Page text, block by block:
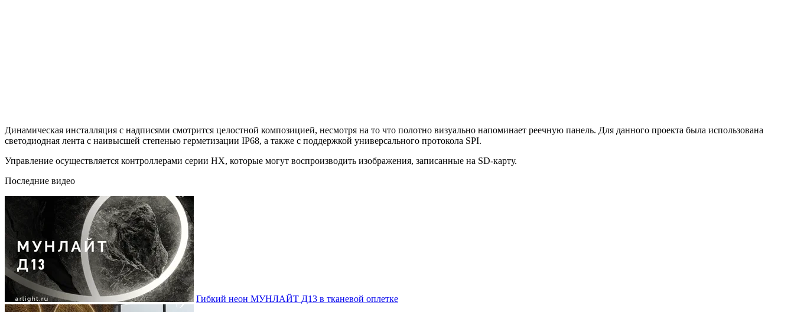
Динамическая инсталляция с надписями смотрится целостной композицией, несмотря на то что полотно визуально напоминает реечную панель. Для данного проекта была использована
светодиодная лента с наивысшей степенью герметизации IP68, а также с поддержкой универсального протокола SPI.
Управление осуществляется контроллерами серии НХ, которые могут воспроизводить изображения, записанные на SD-карту.
Последние видео
Гибкий неон МУНЛАЙТ Д13 в тканевой оплетке